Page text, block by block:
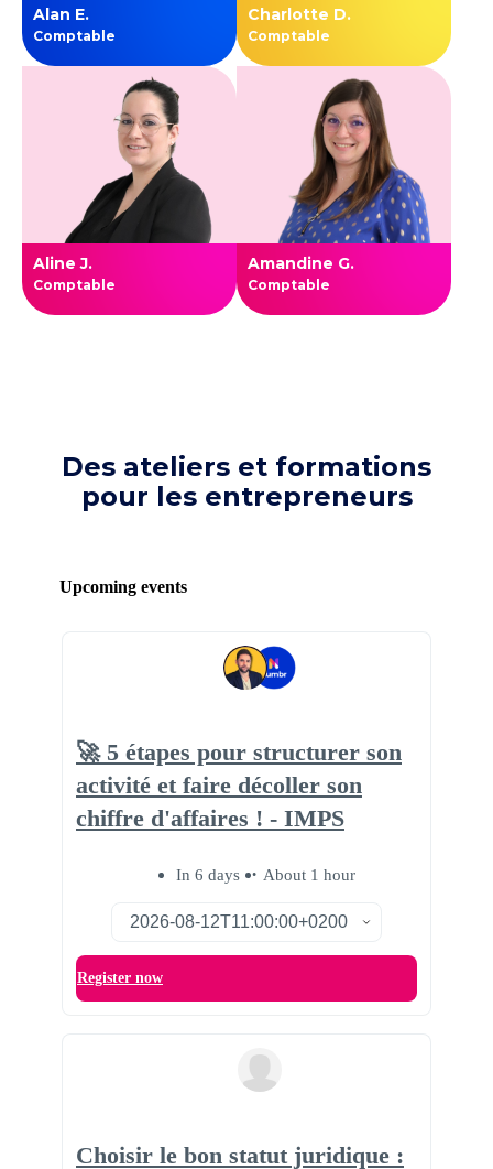
Alan E.
Comptable
Charlotte D.
Comptable
Aline J.
Comptable
Amandine G.
Comptable
Des ateliers et formations
pour les entrepreneurs